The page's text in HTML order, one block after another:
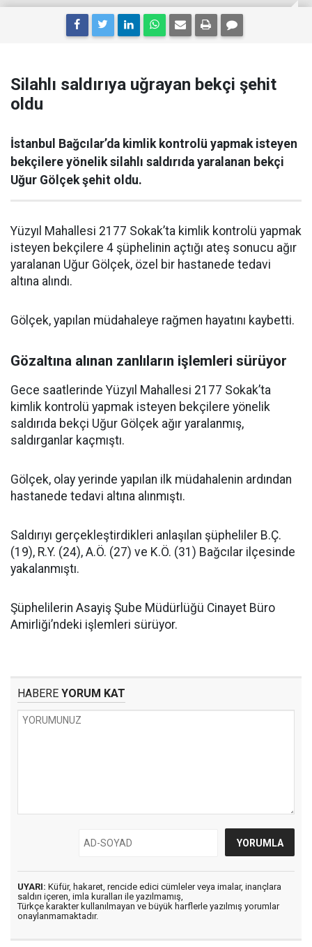
Silahlı saldırıya uğrayan bekçi şehit
oldu
İstanbul Bağcılar’da kimlik kontrolü yapmak isteyen
bekçilere yönelik silahlı saldırıda yaralanan bekçi
Uğur Gölçek şehit oldu.
Yüzyıl Mahallesi 2177 Sokak’ta kimlik kontrolü yapmak
isteyen bekçilere 4 şüphelinin açtığı ateş sonucu ağır
yaralanan Uğur Gölçek, özel bir hastanede tedavi
altına alındı.
Gölçek, yapılan müdahaleye rağmen hayatını kaybetti.
Gözaltına alınan zanlıların işlemleri sürüyor
Gece saatlerinde Yüzyıl Mahallesi 2177 Sokak’ta
kimlik kontrolü yapmak isteyen bekçilere yönelik
saldırıda bekçi Uğur Gölçek ağır yaralanmış,
saldırganlar kaçmıştı.
Gölçek, olay yerinde yapılan ilk müdahalenin ardından
hastanede tedavi altına alınmıştı.
Saldırıyı gerçekleştirdikleri anlaşılan şüpheliler B.Ç.
(19), R.Y. (24), A.Ö. (27) ve K.Ö. (31) Bağcılar ilçesinde
yakalanmıştı.
Şüphelilerin Asayiş Şube Müdürlüğü Cinayet Büro
Amirliği’ndeki işlemleri sürüyor.
HABERE YORUM KAT
UYARI: Küfür, hakaret, rencide edici cümleler veya imalar, inançlara
saldırı içeren, imla kuralları ile yazılmamış,
Türkçe karakter kullanılmayan ve büyük harflerle yazılmış yorumlar
onaylanmamaktadır.